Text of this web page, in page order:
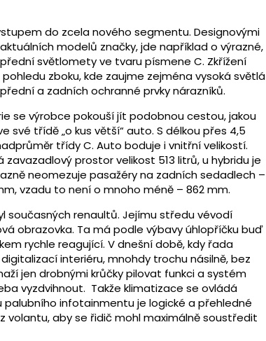
do zcela nového segmentu. Designovými
modelů značky, jde například o výrazné,
světlomety ve tvaru písmene C. Zkřížení
pohledu zboku, kde zaujme zejména vysoká světlá
a zadních ochranné prvky nárazníků.
se výrobce pokouší jít podobnou cestou, jakou
své třídě „o kus větší“ auto. S délkou přes 4,5
třídy C. Auto boduje i vnitřní velikostí.
zavazadlový prostor velikost 513 litrů, u hybridu je
neomezuje pasažéry na zadních sedadlech –
vzadu to není o mnoho méně – 862 mm.
současných renaultů. Jejímu středu vévodí
obrazovka. Ta má podle výbavy úhlopříčku buď
rychle reagující. V dnešní době, kdy řada
interiéru, mnohdy trochu násilně, bez
jen drobnými krůčky pilovat funkci a systém
vyzdvihnout. Takže klimatizace se ovládá
palubního infotainmentu je logické a přehledné
aby se řidič mohl maximálně soustředit